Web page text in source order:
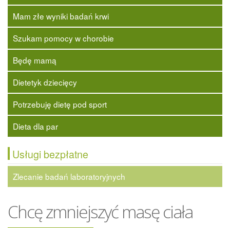
Mam złe wyniki badań krwi
Szukam pomocy w chorobie
Będę mamą
Dietetyk dziecięcy
Potrzebuję dietę pod sport
Dieta dla par
Usługi bezpłatne
Zlecanie badań laboratoryjnych
Chcę zmniejszyć masę ciała